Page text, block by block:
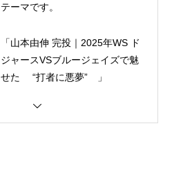
テーマです。
「山本由伸 完投｜2025年WS ド
ジャースVSブルージェイズで魅
せた “打者に悪夢” 」